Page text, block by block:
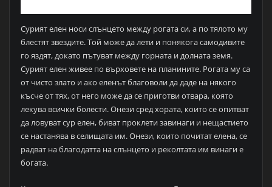
Сурият елен носи слънцето между рогата си, а по тялото му
блестят звездите. Той може да лети и понякога самодивите
го яздят, докато пътуват между горната и долната земя.
Сурият елен живее по върховете на планините. Рогата му са
от чисто злато и ако еленът благоволи да даде на някого
късче от тях, от него може да се приготви отвара, която
лекува всички болести. Онези сред хората, които се опитват
да ловуват сур елен, биват проклети завинаги и нещастието
се настанява в селищата им. Онези, които почитат елена, се
радват на благодатта на слънцето и реколтата им винаги е
богата.